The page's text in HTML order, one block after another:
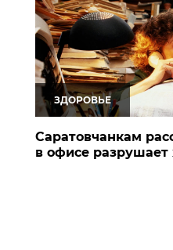
ЗДОРОВЬЕ
Саратовчанкам
в офисе разрушает